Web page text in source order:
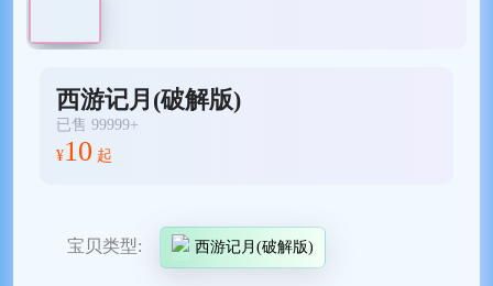
西游记月(破解版)
已售 99999+
¥10 起
宝贝类型: 西游记月(破解版)